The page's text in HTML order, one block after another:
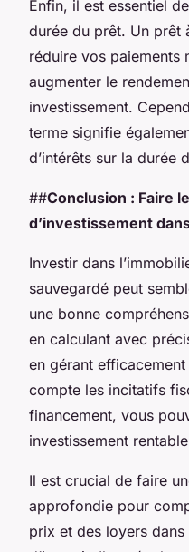
Enfin, il est essentiel
durée du prêt. Un prêt
réduire vos paiements
augmenter le
investissement.
terme signifie
d’intérêts sur la durée
##Conclusion : Faire
d’investissement
Investir dans
sauvegardé peut
une bonne
en calculant avec
en gérant
compte les incitatifs
financement, vous
investissement
Il est crucial de faire
approfondie pour
prix et des loyers